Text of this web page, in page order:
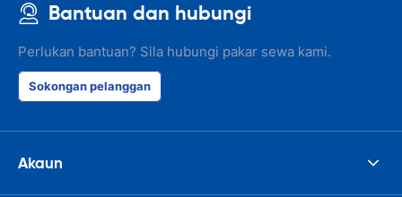
Bantuan dan hubungi
Perlukan bantuan? Sila hubungi pakar sewa kami.
Sokongan pelanggan
Akaun